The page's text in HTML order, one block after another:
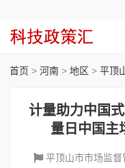
首页 > 河南 > 地区 > 平顶
计量助力中国
量日中国主
平顶山市市场监督